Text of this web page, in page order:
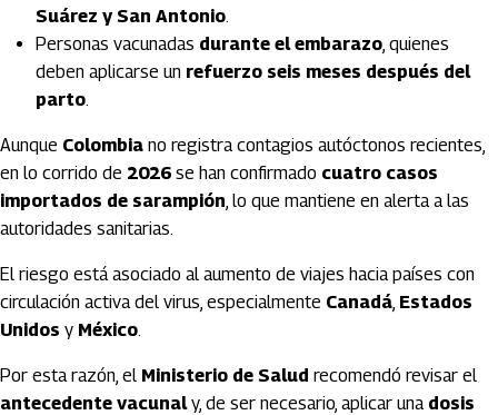
Suárez y San Antonio.
Personas vacunadas durante el embarazo, quienes
deben aplicarse un refuerzo seis meses después del
parto.
Aunque Colombia no registra contagios autóctonos recientes,
en lo corrido de 2026 se han confirmado cuatro casos
importados de sarampión, lo que mantiene en alerta a las
autoridades sanitarias.
El riesgo está asociado al aumento de viajes hacia países con
circulación activa del virus, especialmente Canadá, Estados
Unidos y México.
Por esta razón, el Ministerio de Salud recomendó revisar el
antecedente vacunaly, de ser necesario, aplicar una dosis